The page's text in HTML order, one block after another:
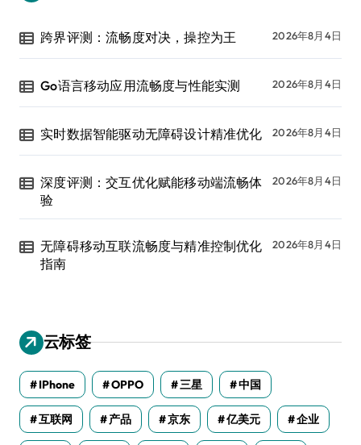
跨界评测：流畅度对决，操控为王 2026年8月4日
Go语言移动应用流畅度与性能实测 2026年8月4日
实时数据智能驱动无障碍设计精准优化 2026年8月4日
深度评测：交互优化赋能移动端流畅体
验
2026年8月4日
无障碍移动互联流畅度与精准控制优化
指南
2026年8月4日
云标签
IPhone OPPO 三星 中国
互联网 产品 京东 亿美元 企业